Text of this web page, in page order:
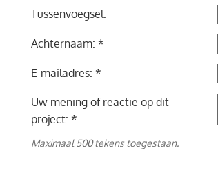
Tussenvoegsel:
Achternaam: *
E-mailadres: *
Uw mening of reactie op dit
project: *
Maximaal 500 tekens toegestaan.